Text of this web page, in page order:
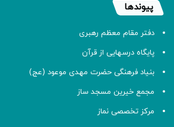
پیوندها
دفتر مقام معظم رهبری
پایگاه درسهایی از قرآن
بنیاد فرهنگی حضرت مهدی موعود (عج)
مجمع خیرین مسجد ساز
مرکز تخصصی نماز